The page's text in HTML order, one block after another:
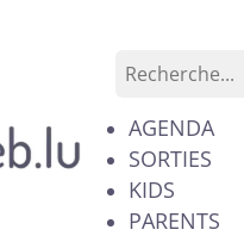
AGENDA
SORTIES
KIDS
PARENTS